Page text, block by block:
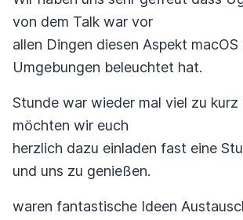
von dem Talk war vor
allen Dingen diesen Aspekt
Umgebungen beleuchtet hat.
Stunde war wieder mal viel zu
möchten wir euch
herzlich dazu einladen fast eine
und uns zu genießen.
waren fantastische Ideen